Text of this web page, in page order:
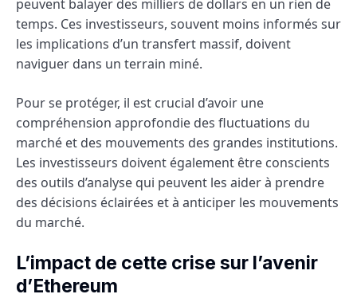
peuvent balayer des milliers de dollars en un rien de
temps. Ces investisseurs, souvent moins informés sur
les implications d’un transfert massif, doivent
naviguer dans un terrain miné.
Pour se protéger, il est crucial d’avoir une
compréhension approfondie des fluctuations du
marché et des mouvements des grandes institutions.
Les investisseurs doivent également être conscients
des outils d’analyse qui peuvent les aider à prendre
des décisions éclairées et à anticiper les mouvements
du marché.
L’impact de cette crise sur l’avenir
d’Ethereum